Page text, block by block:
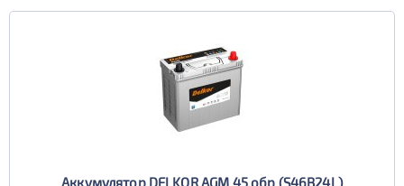
Аккумулятор DELKOR AGM 45 обр (S46B24L)